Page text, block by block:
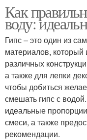
Как
воду:
Гипс – это один из
материалов, который
различных
а также для лепки
чтобы добиться
смешать гипс с
идеальные
смеси, а также
рекомендации.